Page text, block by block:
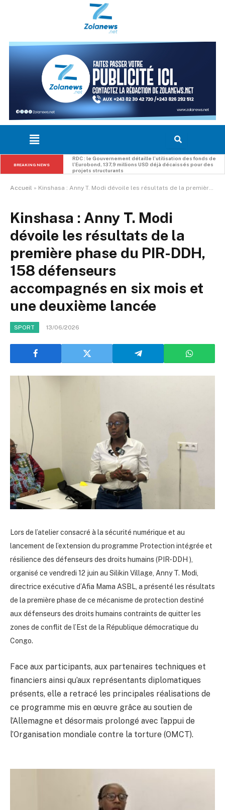
BREAKING NEWS
RDC : le Gouvernement détaille l’utilisation des fonds de
l’Eurobond, 137,9 millions USD déjà décaissés pour des
projets structurants
Accueil » Kinshasa : Anny T. Modi dévoile les résultats de la première phase du PIR-DDH, 158 défenseurs accompagnés en six mois et une deuxième lancée
Kinshasa : Anny T. Modi
dévoile les résultats de la
première phase du PIR-DDH,
158 défenseurs
accompagnés en six mois et
une deuxième lancée
SPORT 13/06/2026
Lors de l’atelier consacré à la sécurité numérique et au
lancement de l’extension du programme Protection intégrée et
résilience des défenseurs des droits humains (PIR-DDH ),
organisé ce vendredi 12 juin au Silikin Village, Anny T. Modi,
directrice exécutive d’Afia Mama ASBL, a présenté les résultats
de la première phase de ce mécanisme de protection destiné
aux défenseurs des droits humains contraints de quitter les
zones de conflit de l’Est de la République démocratique du
Congo.
Face aux participants, aux partenaires techniques et
financiers ainsi qu’aux représentants diplomatiques
présents, elle a retracé les principales réalisations de
ce programme mis en œuvre grâce au soutien de
l’Allemagne et désormais prolongé avec l’appui de
l’Organisation mondiale contre la torture (OMCT).